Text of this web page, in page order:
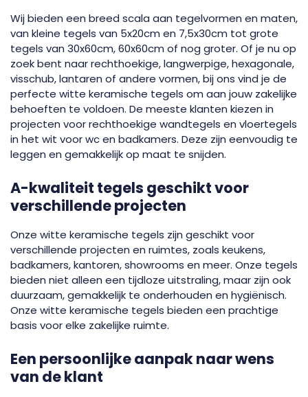
Wij bieden een breed scala aan tegelvormen en maten,
van kleine tegels van 5x20cm en 7,5x30cm tot grote
tegels van 30x60cm, 60x60cm of nog groter. Of je nu op
zoek bent naar rechthoekige, langwerpige, hexagonale,
visschub, lantaren of andere vormen, bij ons vind je de
perfecte witte keramische tegels om aan jouw zakelijke
behoeften te voldoen. De meeste klanten kiezen in
projecten voor rechthoekige wandtegels en vloertegels
in het wit voor wc en badkamers. Deze zijn eenvoudig te
leggen en gemakkelijk op maat te snijden.
A-kwaliteit tegels geschikt voor
verschillende projecten
Onze witte keramische tegels zijn geschikt voor
verschillende projecten en ruimtes, zoals keukens,
badkamers, kantoren, showrooms en meer. Onze tegels
bieden niet alleen een tijdloze uitstraling, maar zijn ook
duurzaam, gemakkelijk te onderhouden en hygiënisch.
Onze witte keramische tegels bieden een prachtige
basis voor elke zakelijke ruimte.
Een persoonlijke aanpak naar wens
van de klant